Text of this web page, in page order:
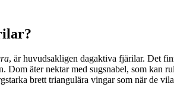
, är huvudsakligen dagaktiva fjärilar. Det
Dom äter nektar med sugsnabel, som kan
brett triangulära vingar som när de